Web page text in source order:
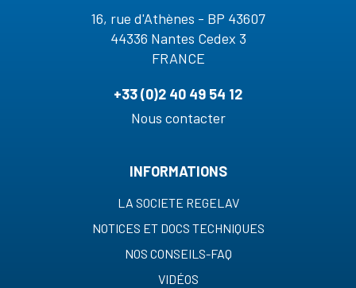
16, rue d'Athènes - BP 43607
44336 Nantes Cedex 3
FRANCE
+33 (0)2 40 49 54 12
Nous contacter
INFORMATIONS
LA SOCIETE REGELAV
NOTICES ET DOCS TECHNIQUES
NOS CONSEILS-FAQ
VIDÉOS